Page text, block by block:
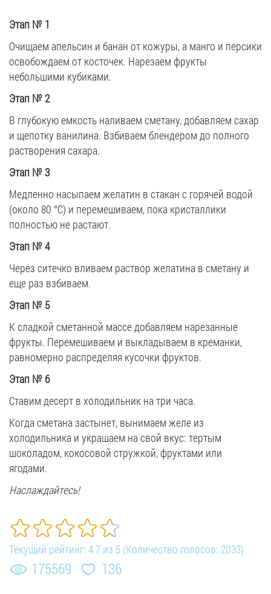
Этап № 1
Очищаем апельсин и банан от кожуры, а манго и персики
освобождаем от косточек. Нарезаем фрукты
небольшими кубиками.
Этап № 2
В глубокую емкость наливаем сметану, добавляем сахар
и щепотку ванилина. Взбиваем блендером до полного
растворения сахара.
Этап № 3
Медленно насыпаем желатин в стакан с горячей водой
(около 80 °С) и перемешиваем, пока кристаллики
полностью не растают.
Этап № 4
Через ситечко вливаем раствор желатина в сметану и
еще раз взбиваем.
Этап № 5
К сладкой сметанной массе добавляем нарезанные
фрукты. Перемешиваем и выкладываем в креманки,
равномерно распределяя кусочки фруктов.
Этап № 6
Ставим десерт в холодильник на три часа.
Когда сметана застынет, вынимаем желе из
холодильника и украшаем на свой вкус: тертым
шоколадом, кокосовой стружкой, фруктами или
ягодами.
Наслаждайтесь!
Текущий рейтинг: 4.7 из 5 (Количество голосов: 2033)
175569 136